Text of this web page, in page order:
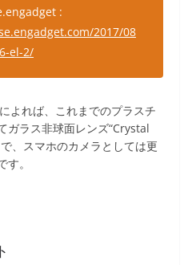
:
2017/08
el-2/
よれば、これまでのプラスチ
ガラス非球面レンズ“Crystal
、スマホのカメラとしては更
。